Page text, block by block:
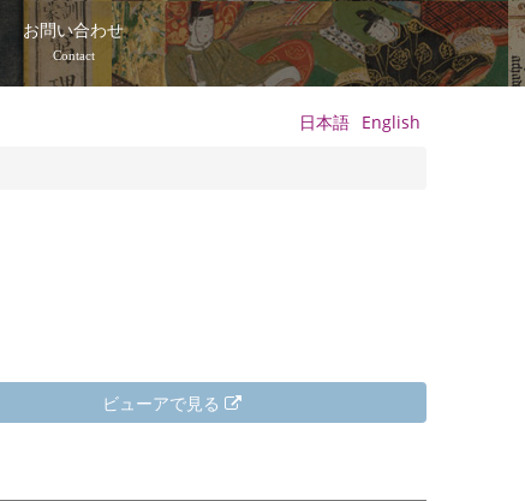
お問い合わせ
Contact
日本語 English
ビューアで見る